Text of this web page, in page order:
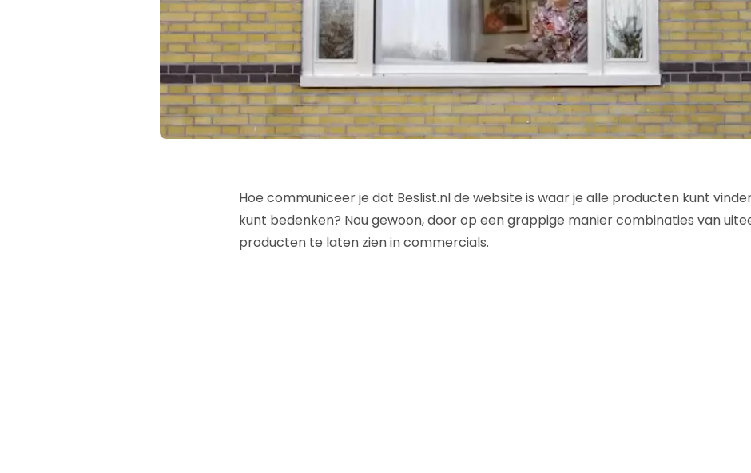
Hoe communiceer je dat Beslist.nl de website is waar je alle producten kunt
kunt bedenken? Nou gewoon, door op een grappige manier combinaties van
producten te laten zien in commercials.